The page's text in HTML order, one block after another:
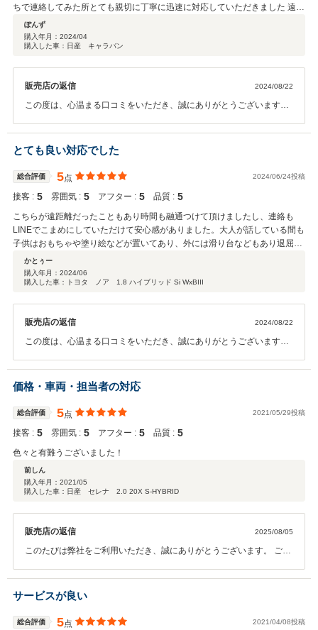
ちで連絡してみた所とても親切に丁寧に迅速に対応していただきました 遠距
離と言う事もあり少し悩んでいましたが商談中と言う事にしていただいて
「ゆっくり考えて下さい」と言っていただいてとても助かりました 購入後も
こちらの無理な希望に迅速に対応していただいてとても気持ちの良い購入が
はまたバディカさんにしようと思います
ぽんず
購入年月： 2024/04
購入した車：日産 キャラバン
販売店の返信 2024/08/22
この度は、心温まる口コミをいただき、誠にありがとうございます。
てお取引にご満足いただけたこと、大変嬉しく思います。お客様が安
心してご検討いただけるよう、「ゆっくり考えてください」とお伝え
したことが、お役に立てたとのことで、私たちもほっとしておりま
す。 また、ご購入後のサポートについてもご満足いただけたとのお言
葉、何よりの励みになります。リアエアコンのスイッチ修理に関して
も、迅速に対応できて良かったです。 今後も、お客様に信頼されるサ
ービスを提供できるよう、スタッフ一同努めてまいります。またお車
をご購入される際は、ぜひお気軽にご相談ください。これからもどう
ぞよろしくお願いいたします。
とても良い対応でした
総合評価 5点 2024/06/24投稿
接客 : 5 雰囲気 : 5 アフター : 5 品質 : 5
こちらが遠距離だったこともあり時間も融通つけて頂けましたし、連絡も
LINEでこまめにしていただけて安心感がありました。大人が話している間も
子供はおもちゃや塗り絵などが置いてあり、外には滑り台などもあり退屈せ
ずに過ごさせて貰えました。車体も綺麗でしたし、タイヤも溝が少なく納車
後に変えないといけないと思っていたところ納車時に4本とも新品に変えて
頂けていました。細かい気配りをして頂いてとても心地よかったです。あり
かとぅー
購入年月： 2024/06
購入した車：トヨタ ノア 1.8 ハイブリッド Si WxBIII
販売店の返信 2024/08/22
この度は、心温まる口コミをいただき、誠にありがとうございます。
ただけたこと、大変嬉しく思います。ご家族でご来店いただいた際、
お子様も楽しく過ごせたとのことで安心いたしました。また、LINEで
励みになります。 お車の状態やタイヤについてもご満足いただけたと
のことで、細かな配慮が喜んでいただけて何よりです。今後もお客様
に心地よくお取引いただけるよう、一層努めてまいります。 また何か
ご相談やお力になれることがございましたら、どうぞお気軽にご連絡
価格・車両・担当者の対応
総合評価 5点 2021/05/29投稿
接客 : 5 雰囲気 : 5 アフター : 5 品質 : 5
色々と有難うございました！
前しん
購入年月： 2021/05
購入した車：日産 セレナ 2.0 20X S-HYBRID
販売店の返信 2025/08/05
このたびは弊社をご利用いただき、誠にありがとうございます。 ご満
になれることがございましたら、どうぞお気軽にご相談くださいま
せ。
サービスが良い
総合評価 5点 2021/04/08投稿